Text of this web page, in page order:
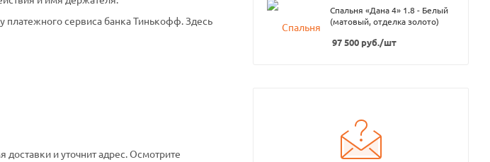
платежного сервиса банка Тинькофф. Здесь
и уточнит адрес. Осмотрите
Спальня «Дана 4» 1.8 - Белый
(матовый, отделка золото)
97 500 руб./шт